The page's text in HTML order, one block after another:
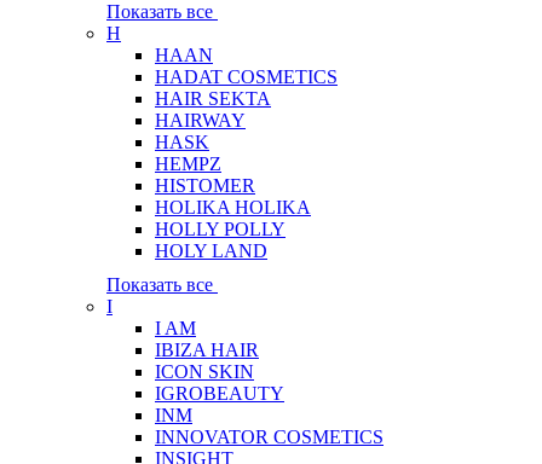
Показать все
H
HAAN
HADAT COSMETICS
HAIR SEKTA
HAIRWAY
HASK
HEMPZ
HISTOMER
HOLIKA HOLIKA
HOLLY POLLY
HOLY LAND
Показать все
I
I AM
IBIZA HAIR
ICON SKIN
IGROBEAUTY
INM
INNOVATOR COSMETICS
INSIGHT